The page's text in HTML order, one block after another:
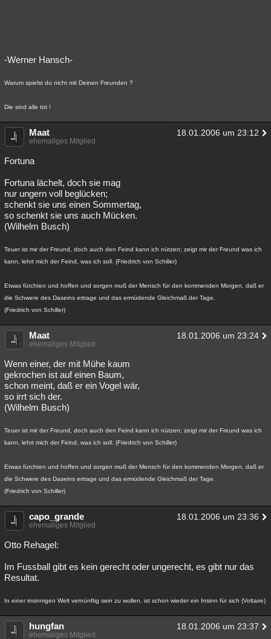
-Werner Hansch-
Warum spielst du nicht mit Deinen Freunden ?
Die sind alle tot !
Maat 18.01.2006 um 23:12
ehemaliges Mitglied
Fortuna
Fortuna lächelt, doch sie mag
nur ungern voll beglücken;
schenkt sie uns einen Sommertag,
so schenkt sie uns auch Mücken.
(Wilhelm Busch)
Teuer ist mir der Freund, doch auch den Feind kann ich nützen; zeigt mir der Freund was ich
kann, lehrt mich der Feind, was ich soll. (Friedrich von Schiller)
Etwas fürchten und hoffen und sorgen muß der Mensch für den kommenden Morgen, daß er
die Schwere des Daseins ertrage und das ermüdende Gleichmaß der Tage.
(Friedrich von Schiller)
Maat 18.01.2006 um 23:24
ehemaliges Mitglied
Wenn einer, der mit Mühe kaum
gekrochen ist auf einen Baum,
schon meint, daß er ein Vogel wär,
so irrt sich der.
(Wilhelm Busch)
Teuer ist mir der Freund, doch auch den Feind kann ich nützen; zeigt mir der Freund was ich
kann, lehrt mich der Feind, was ich soll. (Friedrich von Schiller)
Etwas fürchten und hoffen und sorgen muß der Mensch für den kommenden Morgen, daß er
die Schwere des Daseins ertrage und das ermüdende Gleichmaß der Tage.
(Friedrich von Schiller)
capo_grande 18.01.2006 um 23:36
ehemaliges Mitglied
Otto Rehagel:
Im Fussball gibt es kein gerecht oder ungerecht, es gibt nur das
Resultat.
In einer irrsinnigen Welt vernünftig sein zu wollen, ist schon wieder ein Irrsinn für sich (Voltaire)
hungfan 18.01.2006 um 23:37
ehemaliges Mitglied